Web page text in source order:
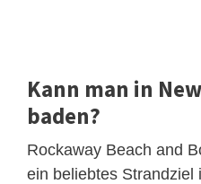
Kann man in
baden?
Rockaway Beach and
ein beliebtes Strandziel